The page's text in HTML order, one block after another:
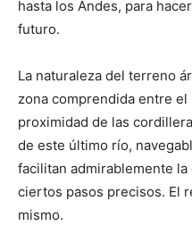
hasta los Andes, para
futuro.
La naturaleza del terreno
zona comprendida entre
proximidad de las
de este último río,
facilitan admirablemente
ciertos pasos precisos. El
mismo.